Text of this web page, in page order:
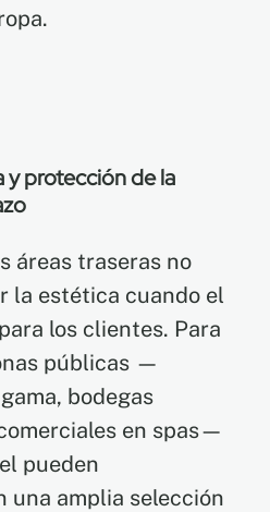
protección de la
áreas traseras no
la estética cuando el
los clientes. Para
públicas —
bodegas
en spas—
pueden
una amplia selección